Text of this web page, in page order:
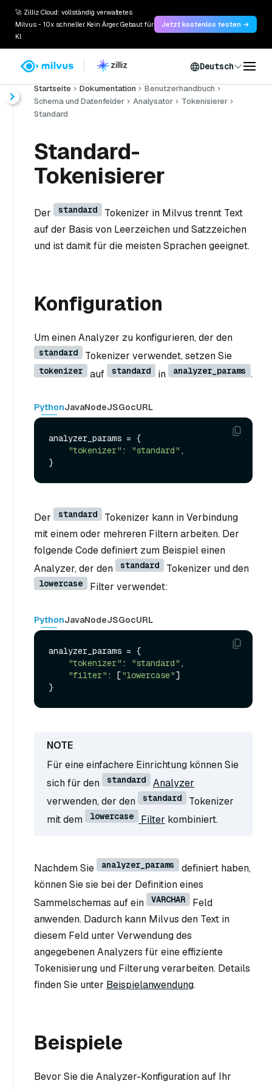
🚀 Zilliz Cloud: vollständig verwaltetes
Milvus - 10x schneller. Kein Ärger. Gebaut für
KI.
Jetzt kostenlos testen →
Deutsch
Startseite Dokumentation
Benutzerhandbuch
Schema und Datenfelder
Analysator
Tokenisierer
Standard
Standard-
Tokenisierer
Der standard
Tokenizer in Milvus trennt Text
auf der Basis von Leerzeichen und Satzzeichen
und ist damit für die meisten Sprachen geeignet.
Konfiguration
Um einen Analyzer zu konfigurieren, der den
standard Tokenizer verwendet, setzen Sie
tokenizer auf standard in analyzer_params .
PythonJavaNodeJSGocURL
analyzer_params = {
"tokenizer" : "standard" ,
Der standard
Tokenizer kann in Verbindung
mit einem oder mehreren Filtern arbeiten. Der
folgende Code definiert zum Beispiel einen
Analyzer, der den
standard Tokenizer und den
lowercase Filter verwendet:
PythonJavaNodeJSGocURL
analyzer_params = {
"tokenizer" : "standard" ,
"filter" : ["lowercase"]
Für eine einfachere Einrichtung können Sie
sich für den
standard
Analyzer
verwenden, der den
standard
Tokenizer
mit dem
lowercase Filter kombiniert.
Nachdem Sie analyzer_params
definiert haben,
können Sie sie bei der Definition eines
Sammelschemas auf ein
VARCHAR
Feld
anwenden. Dadurch kann Milvus den Text in
diesem Feld unter Verwendung des
angegebenen Analyzers für eine effiziente
Tokenisierung und Filterung verarbeiten. Details
finden Sie unter Beispielanwendung.
Beispiele
Bevor Sie die Analyzer-Konfiguration auf Ihr